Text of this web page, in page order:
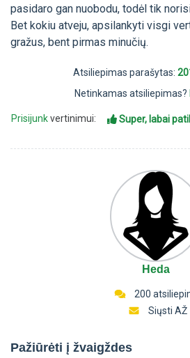
pasidaro gan nuobodu, todėl tik
Bet kokiu atveju, apsilankyti visgi
gražus, bent pirmas minučių.
Atsiliepimas parašytas:
Netinkamas atsiliepimas?
Prisijunkvertinimui: Super, labai
Heda
200
Siųsti AŽ
Pažiūrėti į žvaigždes